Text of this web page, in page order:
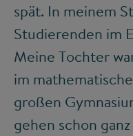
spät. In meinem
Studierenden im
Meine Tochter
im
großen
gehen schon